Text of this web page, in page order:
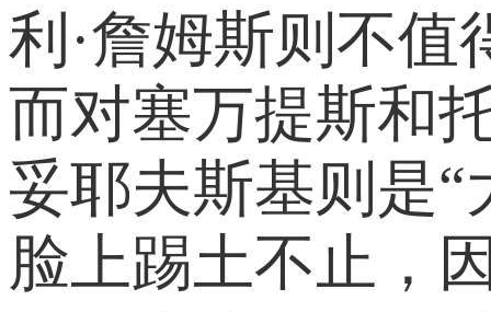
利·詹姆斯则不值
而对塞万提斯和
妥耶夫斯基则是
脸上踢土不止，